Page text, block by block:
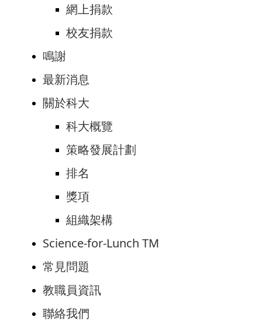
網上捐款
校友捐款
鳴謝
最新消息
關於科大
科大概覽
策略發展計劃
排名
獎項
組織架構
Science-for-Lunch TM
常見問題
教職員資訊
聯絡我們